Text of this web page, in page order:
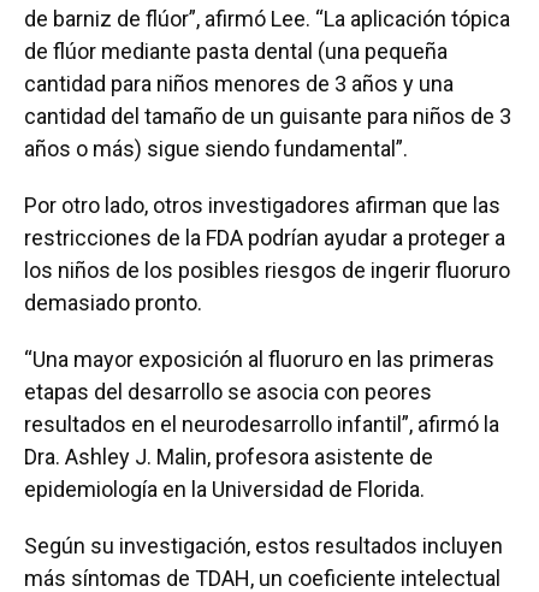
de barniz de flúor”, afirmó Lee. “La aplicación tópica
de flúor mediante pasta dental (una pequeña
cantidad para niños menores de 3 años y una
cantidad del tamaño de un guisante para niños de 3
años o más) sigue siendo fundamental”.
Por otro lado, otros investigadores afirman que las
restricciones de la FDA podrían ayudar a proteger a
los niños de los posibles riesgos de ingerir fluoruro
demasiado pronto.
“Una mayor exposición al fluoruro en las primeras
etapas del desarrollo se asocia con peores
resultados en el neurodesarrollo infantil”, afirmó la
Dra. Ashley J. Malin, profesora asistente de
epidemiología en la Universidad de Florida.
Según su investigación, estos resultados incluyen
más síntomas de TDAH, un coeficiente intelectual